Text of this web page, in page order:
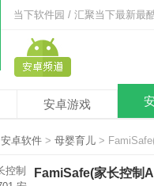
当下软件园 / 汇聚当下最新最
安卓游戏
安卓软件 > 母婴育儿 >
FamiSafe(家长控制